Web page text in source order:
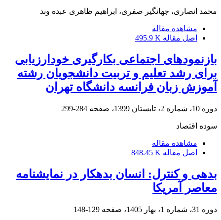
محمد انصاری، جهانگیر صفری، ابراهیم ظاهری عبده وند
مشاهده مقاله
اصل مقاله 495.9 K
بازنمودهای اجتماعی بکارگیری خودارزیابی
برای رشد تعلیم و تربیت دانشجویان رشته
آموزش زبان فرانسه دانشگاه تهران
دوره 10، شماره 2، تابستان 1399، صفحه 284-299
سوده اقتصاد
مشاهده مقاله
اصل مقاله 848.45 K
بدهی و کنترل: انسان بدهکار در نمایشنامه
معاصر آمریکا
دوره 31، شماره 1، بهار 1405، صفحه 129-148